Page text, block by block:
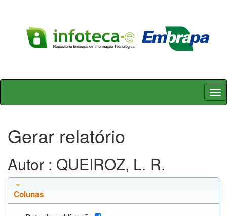
Skip
Gerar relatório
Autor : QUEIROZ, L. R.
Colunas